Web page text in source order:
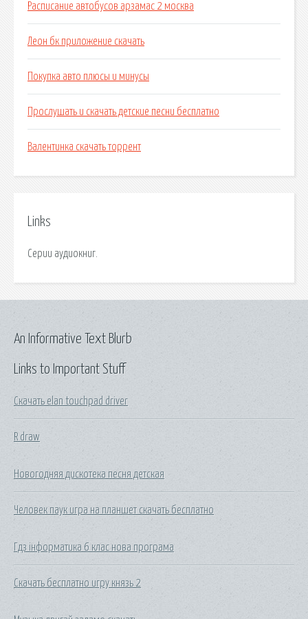
Расписание автобусов арзамас 2 москва
Леон бк приложение скачать
Покупка авто плюсы и минусы
Прослушать и скачать детские песни бесплатно
Валентинка скачать торрент
Links
Серии аудиокниг.
Links to Important Stuff
Скачать elan touchpad driver
R draw
Новогодняя дискотека песня детская
Человек паук игра на планшет скачать бесплатно
Гдз інформатика 6 клас нова програма
Скачать бесплатно игру князь 2
An Informative Text Blurb